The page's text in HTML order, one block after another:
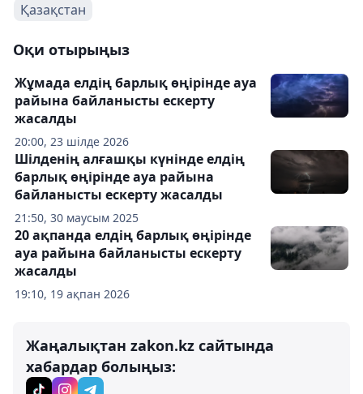
Қазақстан
Оқи отырыңыз
20:00, 23 шілде 2026
Жұмада елдің барлық өңірінде ауа
райына байланысты ескерту
жасалды
21:50, 30 маусым 2025
Шілденің алғашқы күнінде елдің
барлық өңірінде ауа райына
байланысты ескерту жасалды
19:10, 19 ақпан 2026
20 ақпанда елдің барлық өңірінде
ауа райына байланысты ескерту
жасалды
Жаңалықтан zakon.kz сайтында
хабардар болыңыз: